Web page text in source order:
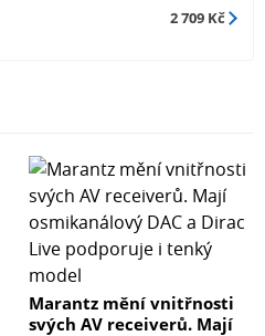
2 709 Kč
Marantz mění vnitřnosti
svých AV receiverů. Mají